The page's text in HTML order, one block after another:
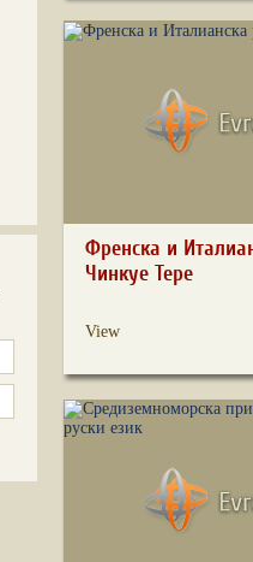
Френска и
Чинкуе Тере
View